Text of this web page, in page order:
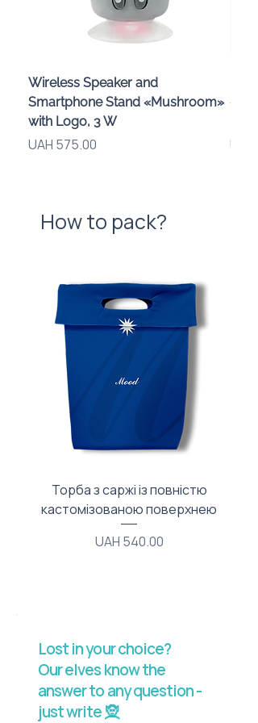
Wireless Speaker and
Smartphone Stand «Mushroom»
with Logo, 3 W
Price
UAH 575.00 Price
UAH
How to pack?
Торба з саржі із повністю
кастомізованою поверхнею
Price
UAH 540.00
Lost in your choice?
Our elves know the
answer to any question -
just write 🧝